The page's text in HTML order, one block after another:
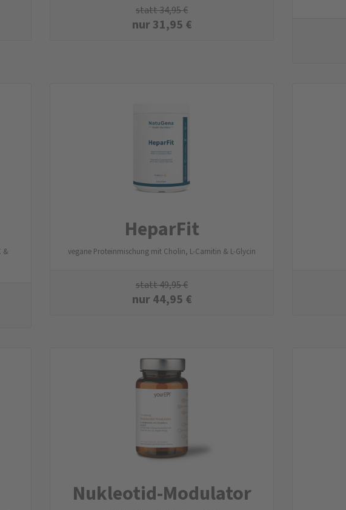
statt34,95€
nur31,95 €
&
HeparFit
vegane Proteinmischung mit Cholin, L-Carnitin & L-Glycin
statt49,95€
nur44,95 €
Nukleotid-Modulator